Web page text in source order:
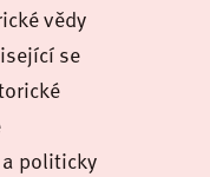
vědy
se
politicky